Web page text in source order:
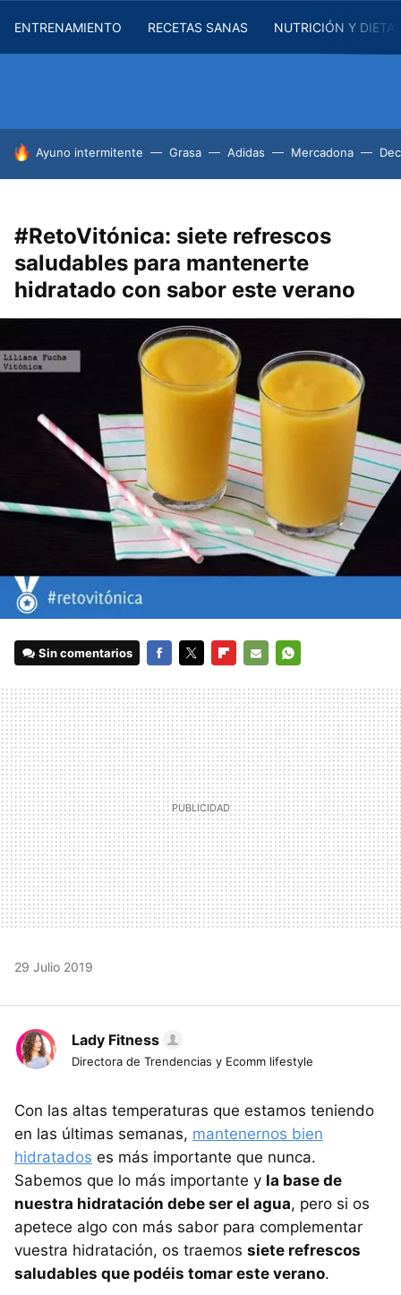
ENTRENAMIENTO RECETAS SANAS NUTRICIÓN Y
HOY SE HABLA DE
Ayuno intermitente Grasa Adidas Mercadona
#RetoVitónica: siete refrescos
saludables para mantenerte
hidratado con sabor este verano
Sin comentarios
MAIL
29 Julio 2019
Lady Fitness
Directora de Trendencias y Ecomm lifestyle
Con las altas temperaturas que estamos teniendo
en las últimas semanas, mantenernos bien
hidratados es más importante que nunca.
Sabemos que lo más importante y la base de
nuestra hidratación debe ser el agua, pero si os
apetece algo con más sabor para complementar
vuestra hidratación, os traemos siete refrescos
saludables que podéis tomar este verano.